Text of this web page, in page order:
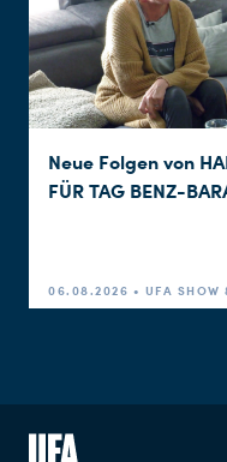
Neue Folgen von
FÜR TAG BENZ-
06.08.2026 • UFA SHOW